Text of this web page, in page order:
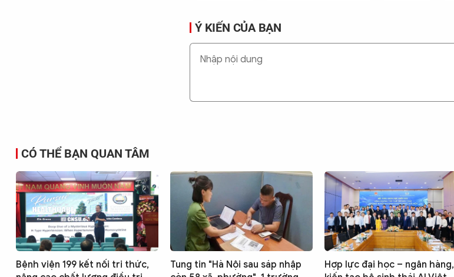
Ý KIẾN CỦA BẠN
CÓ THỂ BẠN QUAN TÂM
Bệnh viện 199 kết nối tri thức,
Tung tin "Hà Nội sau sáp nhập
Hợp lực đại học – ngân hàng,